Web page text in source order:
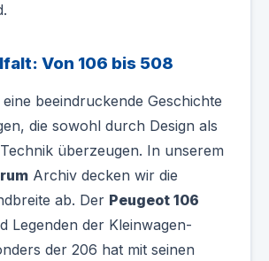
Von 106 bis 508
beeindruckende Geschichte
die sowohl durch Design als
überzeugen. In unserem
Archiv decken wir die
ab. Der Peugeot 106
Legenden der Kleinwagen-
der 206 hat mit seinen